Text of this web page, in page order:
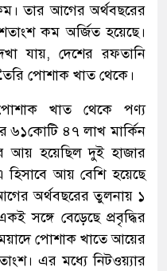
তার আগের অর্থবছরের
কম অর্জিত হয়েছে।
যায়, দেশের রফতানি
পোশাক খাত থেকে।
খাত থেকে পণ্য
৬১কোটি ৪৭ লাখ মার্কিন
আয় হয়েছিল দুই হাজার
আয় বেশি হয়েছে
অর্থবছরের তুলনায় ১
সঙ্গে বেড়েছে প্রবৃদ্ধির
পোশাক খাতে আয়ের
এর মধ্যে নিটওয়্যার